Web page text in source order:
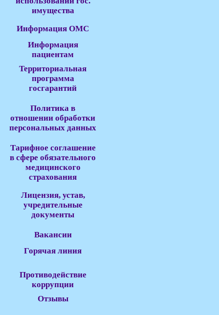
имущества
Информация ОМС
Информация
пациентам
Территориальная
программа
госгарантий
Политика в
отношении обработки
персональных данных
Тарифное соглашение
в сфере обязательного
медицинского
страхования
Лицензия, устав,
учредительные
документы
Вакансии
Горячая линия
Противодействие
коррупции
Отзывы